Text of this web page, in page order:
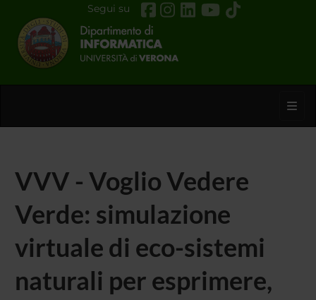
Segui su
VVV - Voglio Vedere
Verde: simulazione
virtuale di eco-sistemi
naturali per esprimere,